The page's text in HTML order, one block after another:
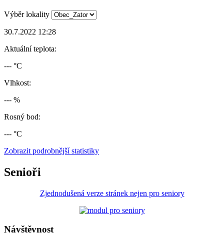
Výběr lokality
30.7.2022 12:28
Aktuální teplota:
--- °C
Vlhkost:
--- %
Rosný bod:
--- °C
Zobrazit podrobnější statistiky
Senioři
Zjednodušená verze stránek nejen pro seniory
Návštěvnost